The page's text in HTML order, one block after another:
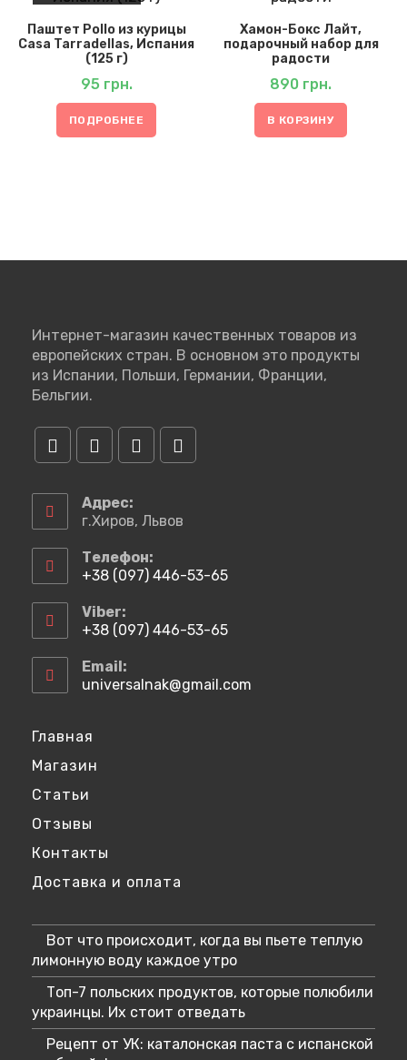
Паштет Pollo из курицы
Casa Tarradellas, Испания
(125 г)
95 грн.
ПОДРОБНЕЕ
Хамон-Бокс Лайт,
подарочный набор для
радости
890 грн.
В КОРЗИНУ
Интернет-магазин качественных товаров из
европейских стран. В основном это продукты
из Испании, Польши, Германии, Франции,
Бельгии.
новой
вкладке
новой
вкладке
новой
вкладкевкладке
Адрес:
г.Хиров, Львов
Телефон:
+38 (097) 446-53-65
в
вашем
Viber:
+38 (097) 446-53-65
в
вашем
Email:
universalnak@gmail.com
Главная
Магазин
Статьи
Отзывы
Контакты
Доставка и оплата
Вот что происходит, когда вы пьете теплую
лимонную воду каждое утро
Топ-7 польских продуктов, которые полюбили
украинцы. Их стоит отведать
Рецепт от УК: каталонская паста с испанской